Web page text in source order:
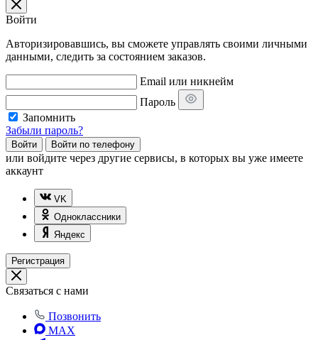
Войти
Авторизировавшись, вы сможете управлять своими личными
данными, следить за состоянием заказов.
Email или никнейм
Пароль
Запомнить
Забыли пароль?
Войти Войти по телефону
или войдите через другие сервисы, в которых вы уже имеете
аккаунт
VK
Одноклассники
Яндекс
Регистрация
Связаться с нами
Позвонить
MAX